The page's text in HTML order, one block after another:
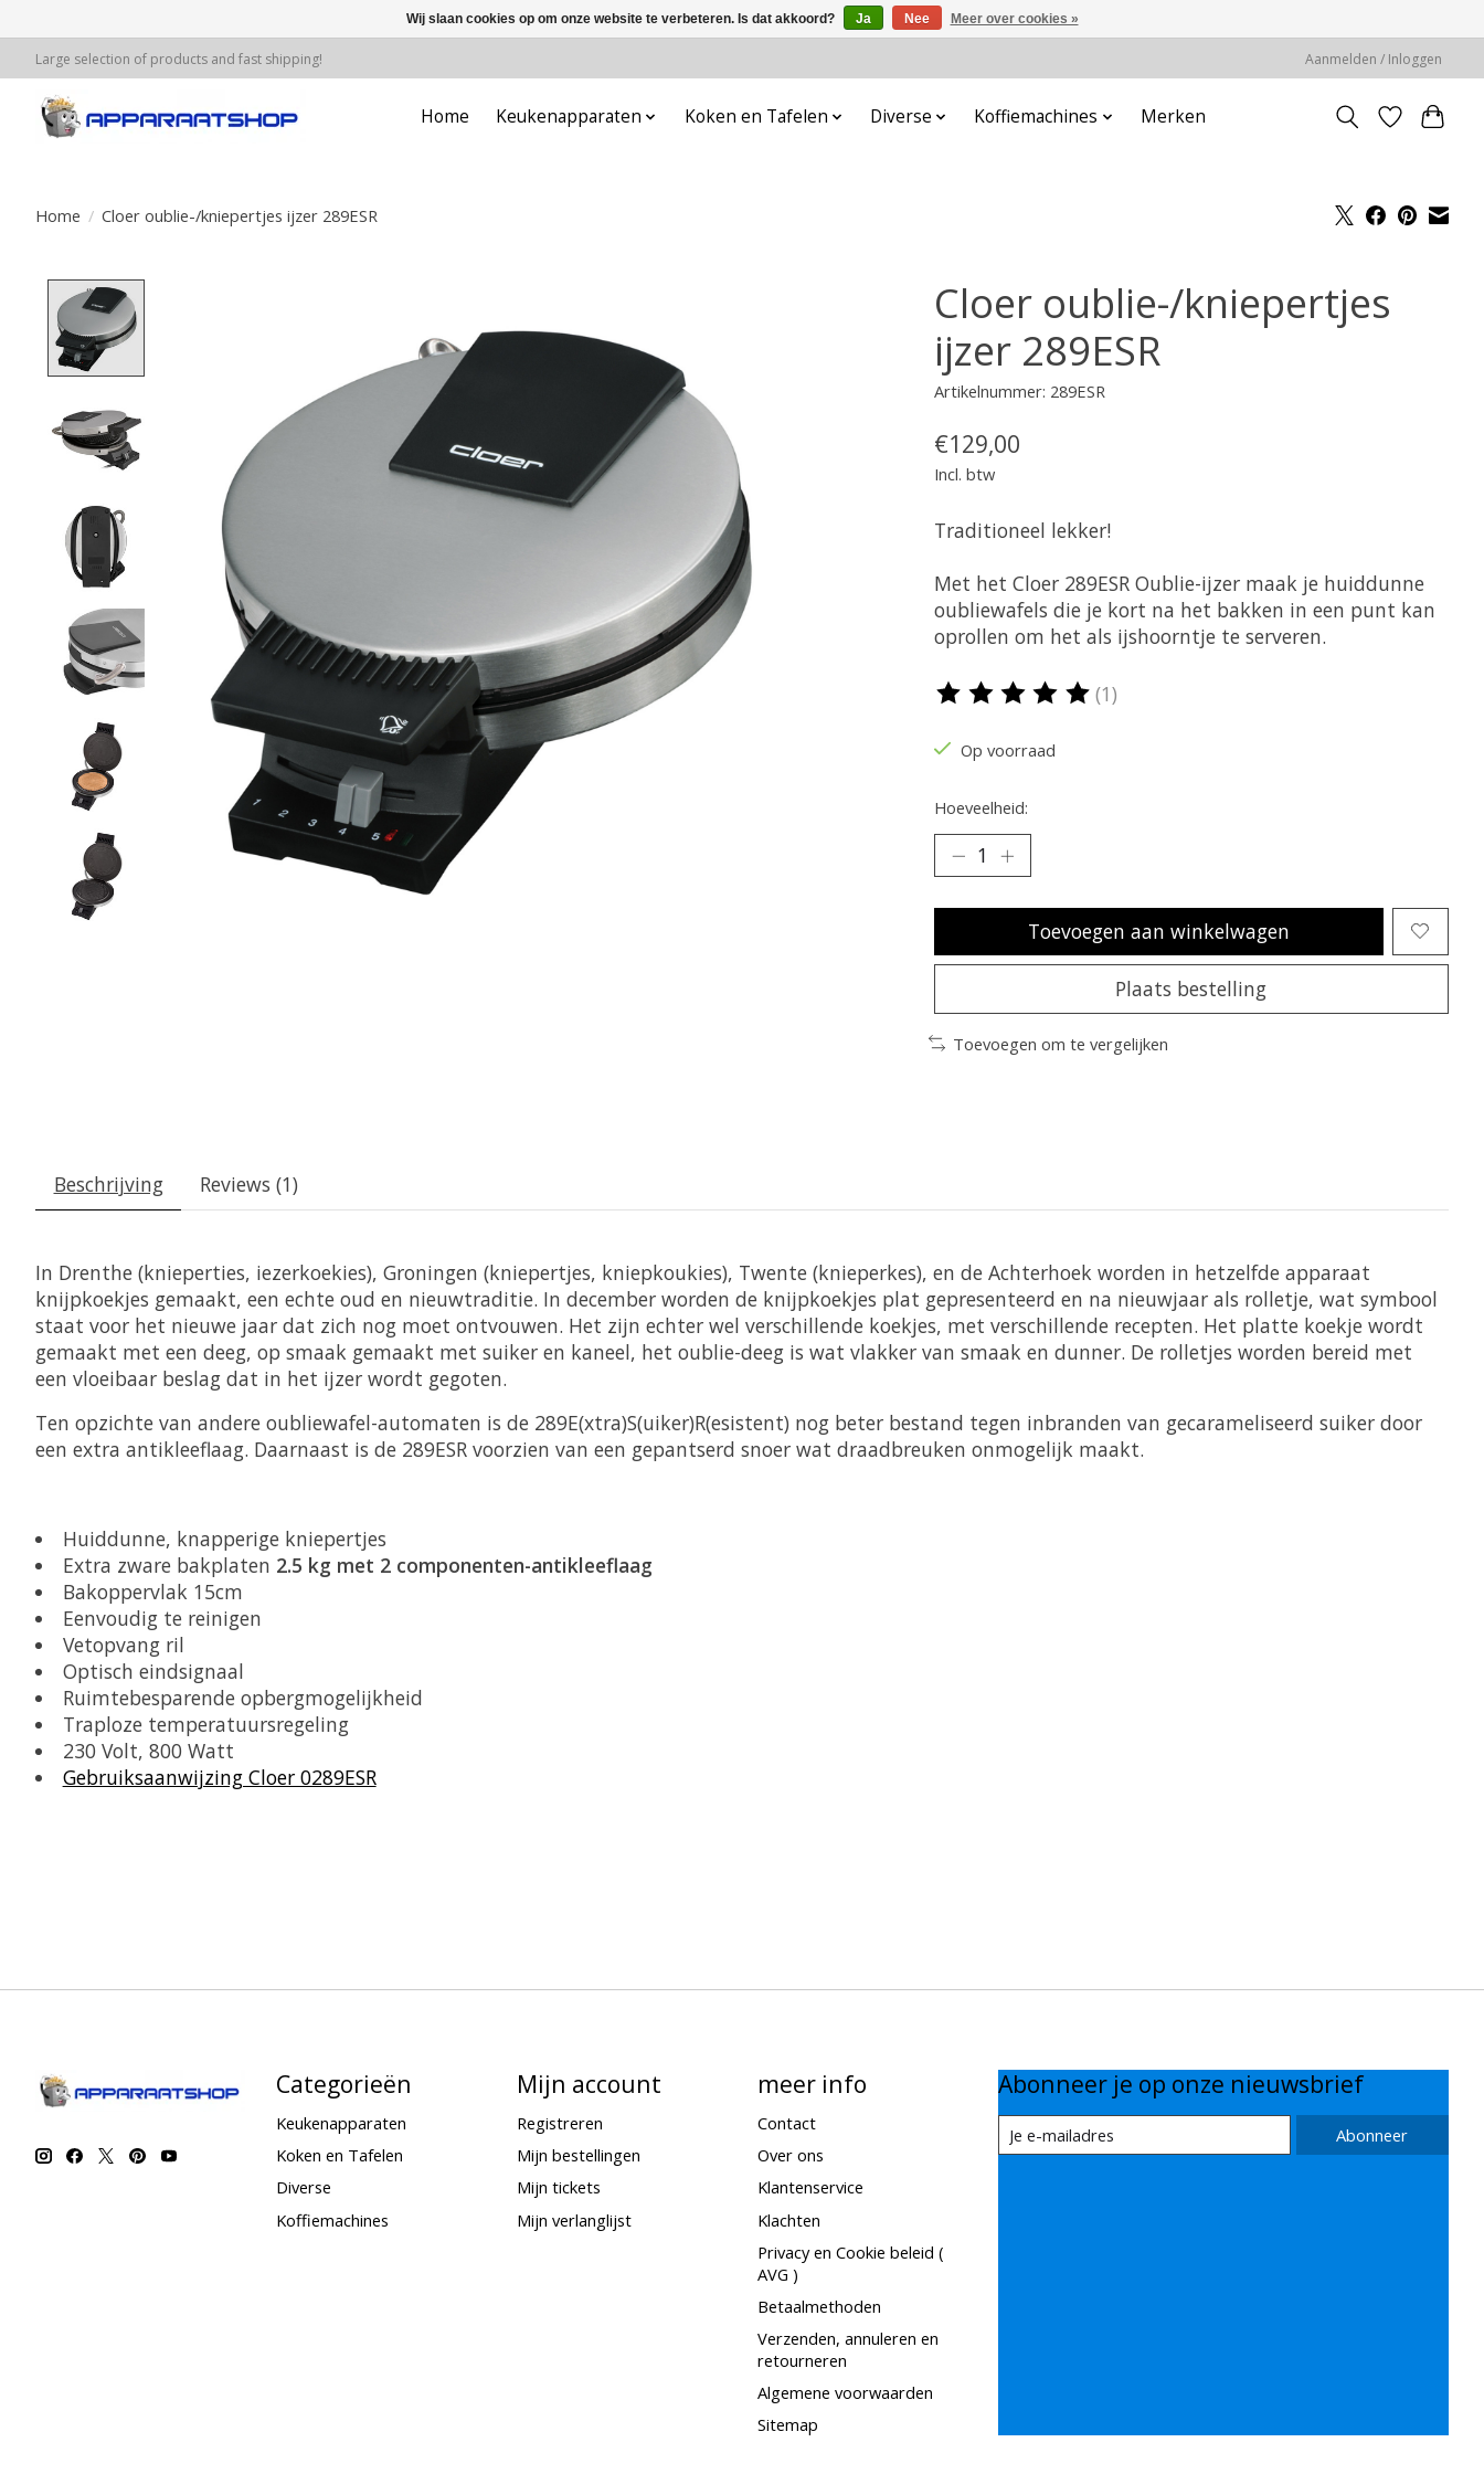
Large selection of products and fast shipping! Aanmelden / Inloggen
Home Keukenapparaten Koken en Tafelen Diverse Koffiemachines Merken
Home / Cloer oublie-/kniepertjes ijzer 289ESR
Cloer oublie-/kniepertjes
ijzer 289ESR
Artikelnummer: 289ESR
€129,00
Incl. btw
Traditioneel lekker!
Met het Cloer 289ESR Oublie-ijzer maak je huiddunne
oubliewafels die je kort na het bakken in een punt kan
oprollen om het als ijshoorntje te serveren.
De beoordeling van dit product is
(1)
Op voorraad
Hoeveelheid:
Toevoegen aan winkelwagen
Plaats bestelling
Toevoegen om te vergelijken
Beschrijving Reviews (1)
In Drenthe (knieperties, iezerkoekies), Groningen (kniepertjes, kniepkoukies), Twente (knieperkes), en de Achterhoek worden in hetzelfde apparaat
knijpkoekjes gemaakt, een echte oud en nieuwtraditie. In december worden de knijpkoekjes plat gepresenteerd en na nieuwjaar als rolletje, wat symbool
staat voor het nieuwe jaar dat zich nog moet ontvouwen. Het zijn echter wel verschillende koekjes, met verschillende recepten. Het platte koekje wordt
gemaakt met een deeg, op smaak gemaakt met suiker en kaneel, het oublie-deeg is wat vlakker van smaak en dunner. De rolletjes worden bereid met
een vloeibaar beslag dat in het ijzer wordt gegoten.
Ten opzichte van andere oubliewafel-automaten is de 289E(xtra)S(uiker)R(esistent) nog beter bestand tegen inbranden van gecarameliseerd suiker door
een extra antikleeflaag. Daarnaast is de 289ESR voorzien van een gepantserd snoer wat draadbreuken onmogelijk maakt.
Huiddunne, knapperige kniepertjes
Extra zware bakplaten 2.5 kg met 2 componenten-antikleeflaag
Bakoppervlak 15cm
Eenvoudig te reinigen
Vetopvang ril
Optisch eindsignaal
Ruimtebesparende opbergmogelijkheid
Traploze temperatuursregeling
230 Volt, 800 Watt
Gebruiksaanwijzing Cloer 0289ESR
Categorieën
Keukenapparaten
Koken en Tafelen
Diverse
Koffiemachines
Mijn account
Registreren
Mijn bestellingen
Mijn tickets
Mijn verlanglijst
meer info
Contact
Over ons
Klantenservice
Klachten
Privacy en Cookie beleid (
AVG )
Betaalmethoden
Verzenden, annuleren en
retourneren
Algemene voorwaarden
Sitemap
Abonneer je op onze nieuwsbrief
Abonneer
Wij slaan cookies op om onze website te verbeteren. Is dat akkoord? Ja Nee Meer over cookies »